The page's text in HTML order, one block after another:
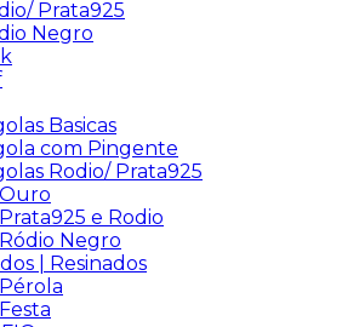
Prata925
Negro
Basicas
com Pingente
Rodio/ Prata925
e Rodio
Negro
| Resinados